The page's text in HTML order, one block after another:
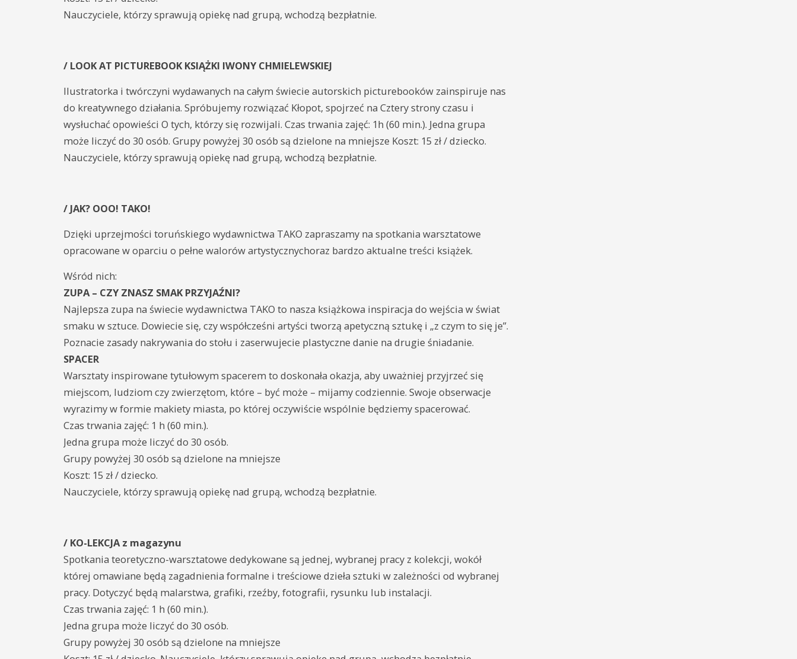
Nauczyciele, którzy sprawują opiekę nad grupą, wchodzą bezpłatnie.
/ LOOK AT PICTUREBOOK KSIĄŻKI IWONY CHMIELEWSKIEJ
Ilustratorka i twórczyni wydawanych na całym świecie autorskich picturebooków zainspiruje nas
do kreatywnego działania. Spróbujemy rozwiązać Kłopot, spojrzeć na Cztery strony czasu i
wysłuchać opowieści O tych, którzy się rozwijali. Czas trwania zajęć: 1h (60 min.). Jedna grupa
może liczyć do 30 osób. Grupy powyżej 30 osób są dzielone na mniejsze Koszt: 15 zł / dziecko.
Nauczyciele, którzy sprawują opiekę nad grupą, wchodzą bezpłatnie.
/ JAK? OOO! TAKO!
Dzięki uprzejmości toruńskiego wydawnictwa TAKO zapraszamy na spotkania warsztatowe
opracowane w oparciu o pełne walorów artystycznychoraz bardzo aktualne treści książek.
Wśród nich:
ZUPA – CZY ZNASZ SMAK PRZYJAŹNI?
Najlepsza zupa na świecie wydawnictwa TAKO to nasza książkowa inspiracja do wejścia w świat
smaku w sztuce. Dowiecie się, czy współcześni artyści tworzą apetyczną sztukę i „z czym to się je”.
Poznacie zasady nakrywania do stołu i zaserwujecie plastyczne danie na drugie śniadanie.
SPACER
Warsztaty inspirowane tytułowym spacerem to doskonała okazja, aby uważniej przyjrzeć się
miejscom, ludziom czy zwierzętom, które – być może – mijamy codziennie. Swoje obserwacje
wyrazimy w formie makiety miasta, po której oczywiście wspólnie będziemy spacerować.
Czas trwania zajęć: 1 h (60 min.).
Jedna grupa może liczyć do 30 osób.
Grupy powyżej 30 osób są dzielone na mniejsze
Koszt: 15 zł / dziecko.
Nauczyciele, którzy sprawują opiekę nad grupą, wchodzą bezpłatnie.
/ KO-LEKCJA z magazynu
Spotkania teoretyczno-warsztatowe dedykowane są jednej, wybranej pracy z kolekcji, wokół
której omawiane będą zagadnienia formalne i treściowe dzieła sztuki w zależności od wybranej
pracy. Dotyczyć będą malarstwa, grafiki, rzeźby, fotografii, rysunku lub instalacji.
Czas trwania zajęć: 1 h (60 min.).
Jedna grupa może liczyć do 30 osób.
Grupy powyżej 30 osób są dzielone na mniejsze